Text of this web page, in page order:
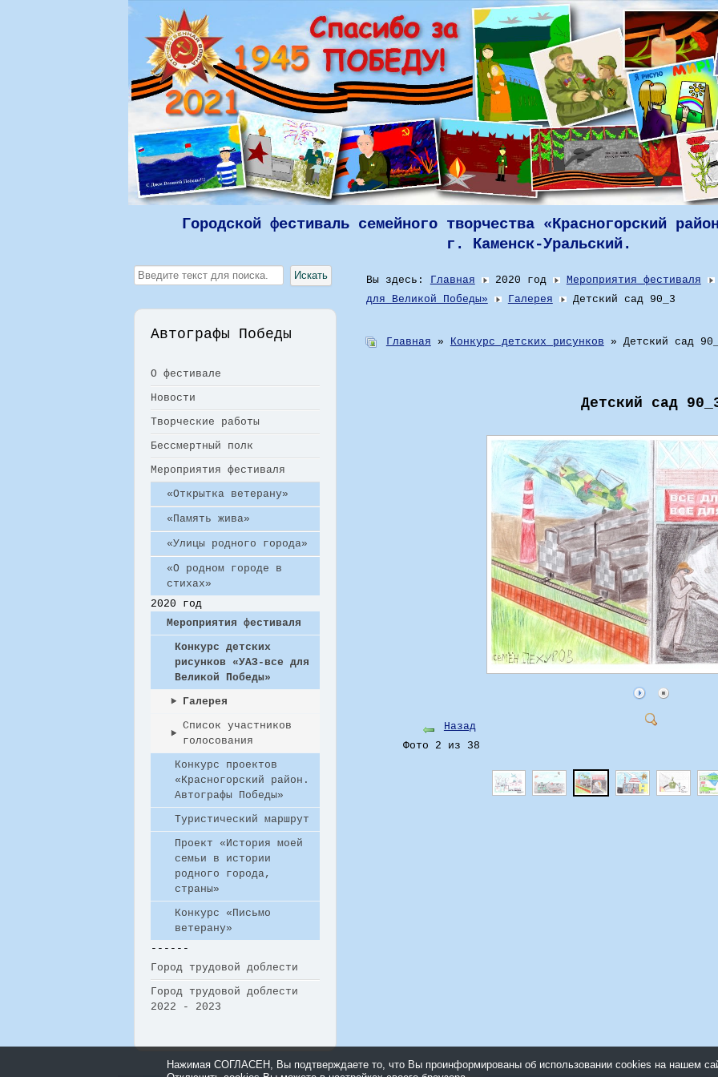
Городской фестиваль семейного творчества «Красногорский
г. Каменск-Уральский.
Искать... Искать
Автографы Победы
О фестивале
Новости
Творческие работы
Бессмертный полк
Мероприятия фестиваля
«Открытка ветерану»
«Память жива»
«Улицы родного города»
«О родном городе в
стихах»
2020 год
Мероприятия фестиваля
Конкурс детских
рисунков «УАЗ-все для
Великой Победы»
Галерея
Список участников
голосования
Конкурс проектов
«Красногорский район.
Автографы Победы»
Туристический маршрут
Проект «История моей
семьи в истории
родного города,
страны»
Конкурс «Письмо
ветерану»
------
Город трудовой доблести
Город трудовой доблести
2022 - 2023
Вы здесь: Главная 2020 год
Мероприятия фестиваля
для Великой Победы»
Галерея Детский сад 90_3
Главная » Конкурс детских рисунков » Детский сад
Детский сад
Назад
Фото 2 из 38
Нажимая СОГЛАСЕН, Вы подтверждаете то, что Вы проинформированы об использовании cookies на нашем